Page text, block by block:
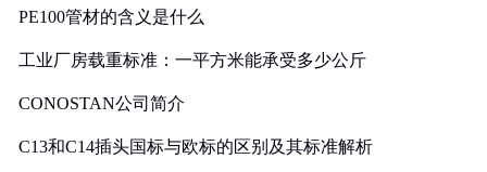
PE100管材的含义是什么
工业厂房载重标准：一平方米能承受多少公斤
CONOSTAN公司简介
C13和C14插头国标与欧标的区别及其标准解析